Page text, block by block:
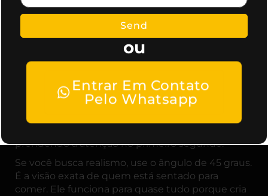
quem vê vai reagir ao prato. Eu recomendo
começar pelo clássico flat lay
quando o alimento tem detalhes espalhados no
topo, como uma pizza artesanal ou uma mesa de
café da manhã bem montada.
Para destacar a altura e as camadas de um
hambúrguer suculento ou de uma pilha de
panquecas, o segredo é baixar o celular até o
nível da mesa. Esse ângulo frontal traz
prendendo a atenção no primeiro segundo.
Se você busca realismo, use o ângulo de 45 graus.
É a visão exata de quem está sentado para
comer. Ele funciona para quase tudo porque cria
Send
ou
Entrar Em Contato
Pelo Whatsapp